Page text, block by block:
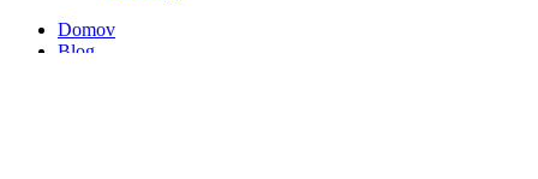
Domov
Blog